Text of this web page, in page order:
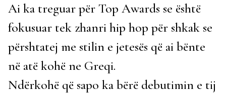
Ai ka treguar për Top Awards se është
fokusuar tek zhanri hip hop për shkak se
përshtatej me stilin e jetesës që ai bënte
në atë kohë ne Greqi.
Ndërkohë që sapo ka bërë debutimin e tij